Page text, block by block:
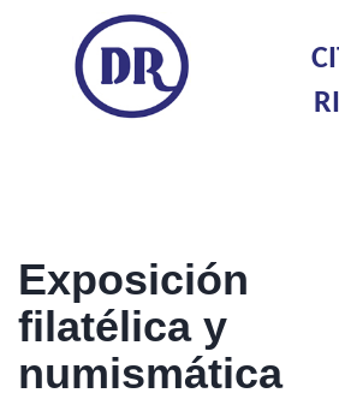
Exposición
filatélica y
numismática